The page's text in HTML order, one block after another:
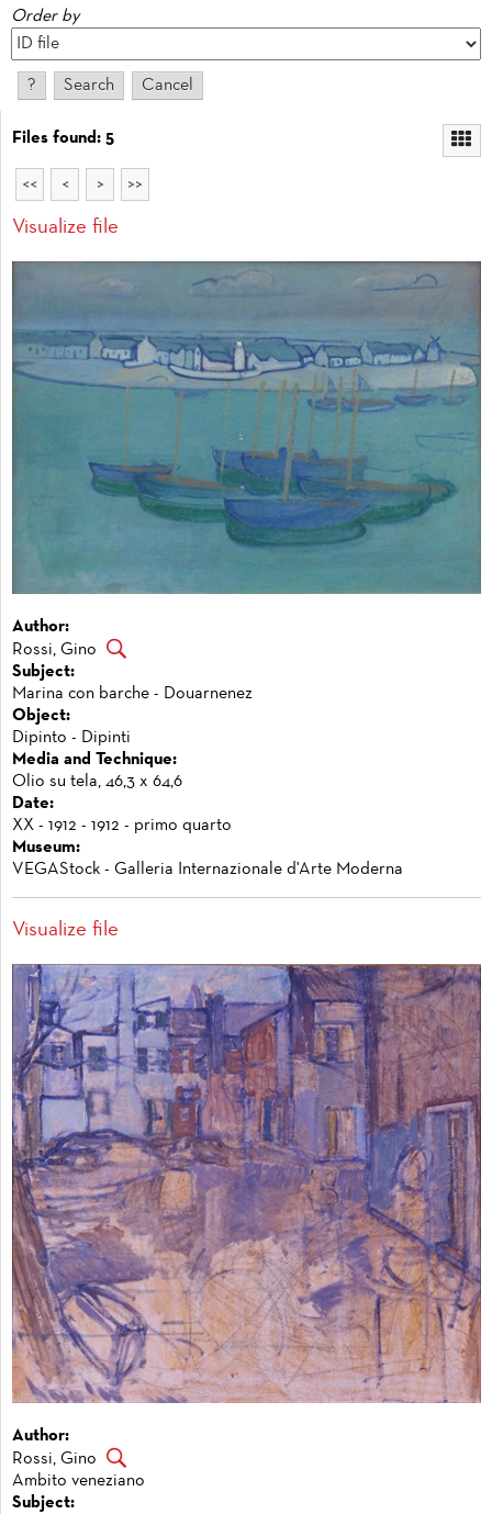
Order by
Files found: 5
<< < > >>
Visualize file
Author:
Rossi, Gino
Subject:
Marina con barche - Douarnenez
Object:
Dipinto - Dipinti
Media and Technique:
Olio su tela, 46,3 x 64,6
Date:
XX - 1912 - 1912 - primo quarto
Museum:
VEGAStock - Galleria Internazionale d'Arte Moderna
Visualize file
Author:
Rossi, Gino
Ambito veneziano
Subject: